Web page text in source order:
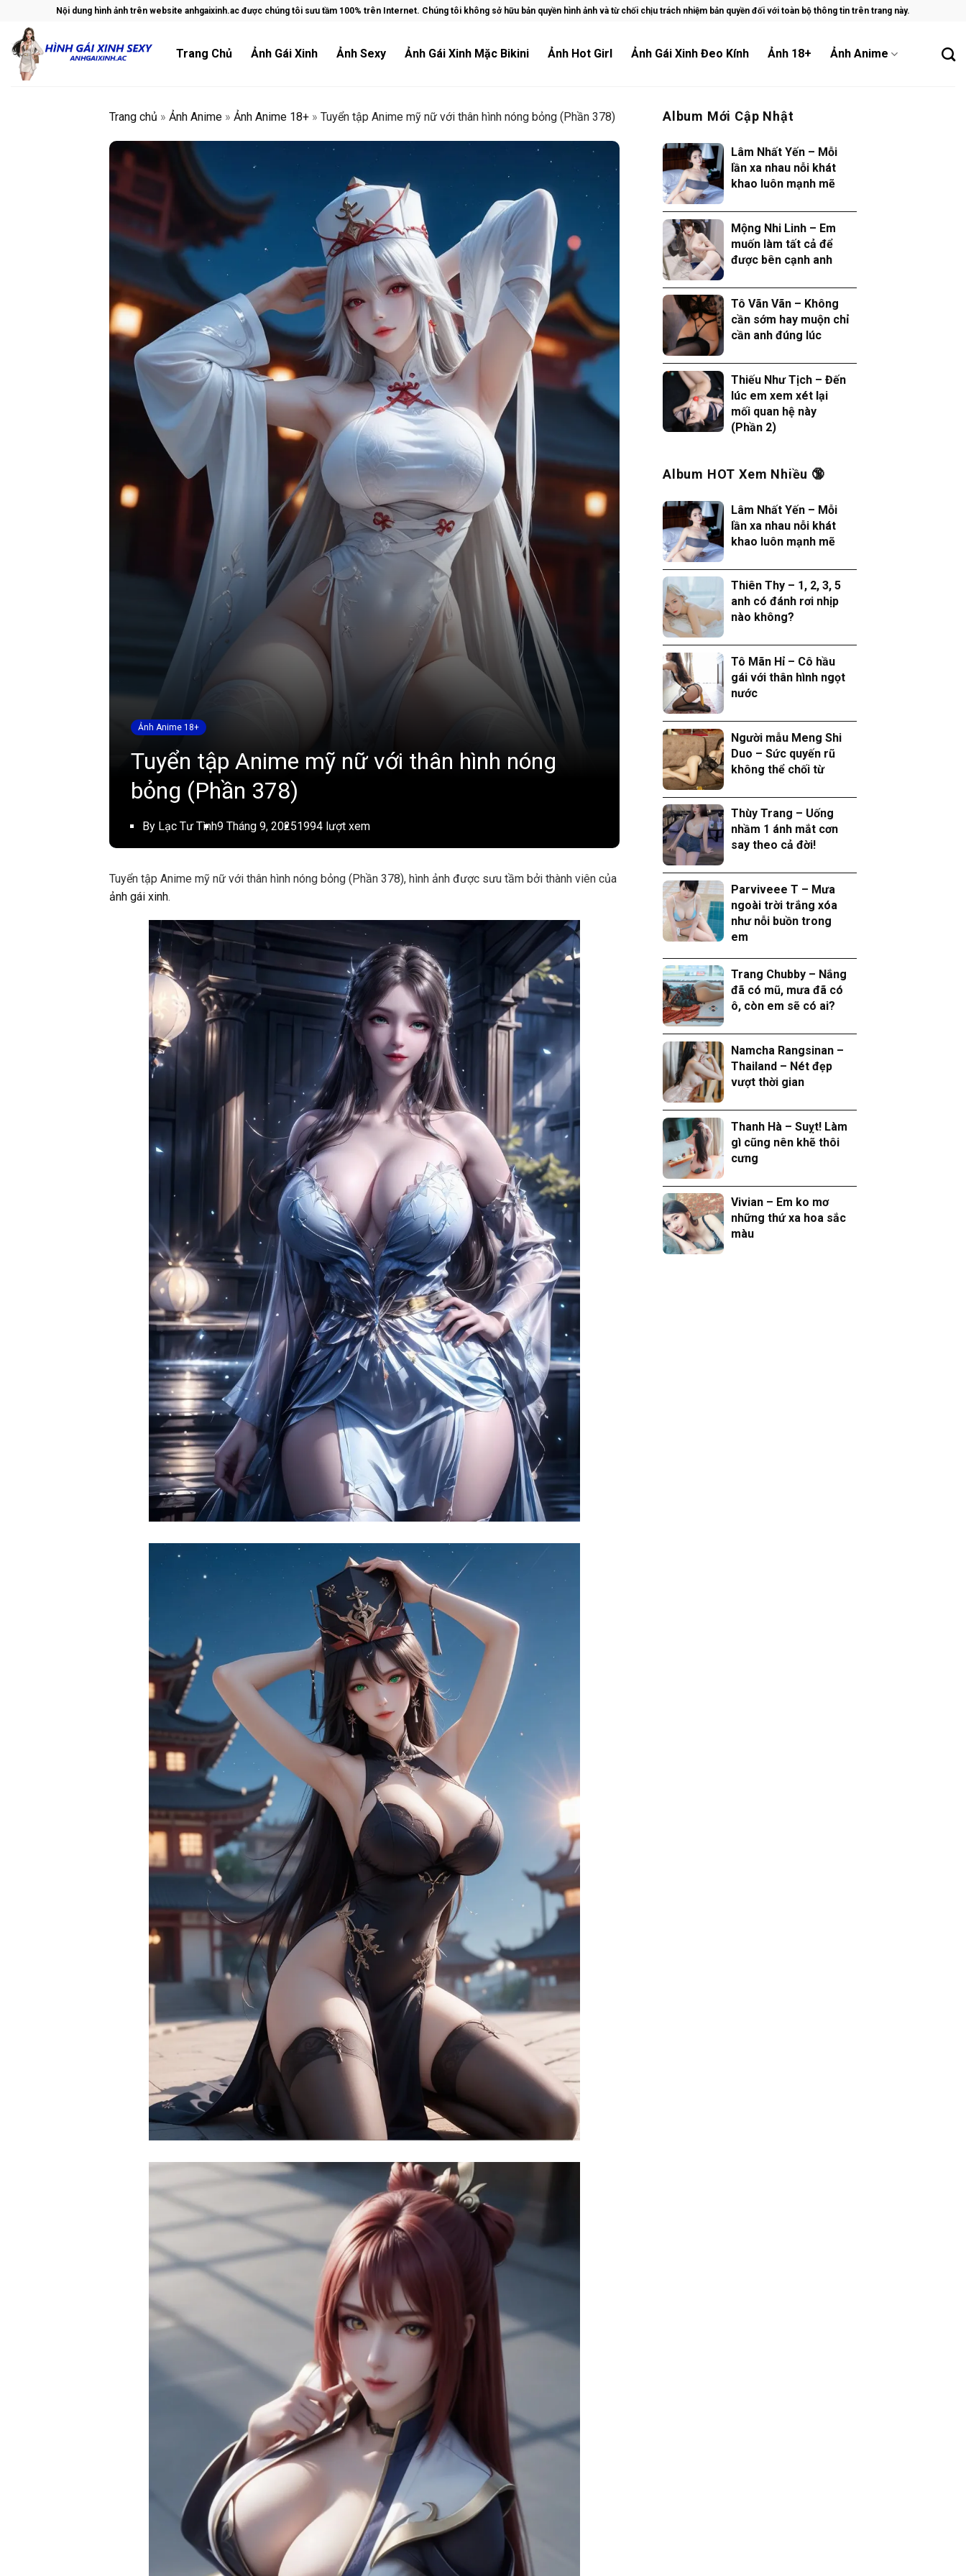
content
Nội dung hình ảnh trên website anhgaixinh.ac được chúng tôi sưu tầm 100% trên Internet. Chúng tôi không sở hữu bản quyền hình ảnh và từ chối chịu trách nhiệm bản quyền đối với toàn bộ thông tin trên trang này.
Trang Chủ Ảnh Gái Xinh Ảnh Sexy Ảnh Gái Xinh Mặc Bikini Ảnh Hot Girl Ảnh Gái Xinh Đeo Kính Ảnh 18+ Ảnh Anime
Trang chủ » Ảnh Anime » Ảnh Anime 18+ » Tuyển tập Anime mỹ nữ với thân hình nóng bỏng (Phần 378)
Ảnh Anime 18+
Tuyển tập Anime mỹ nữ với thân hình nóng
bỏng (Phần 378)
By Lạc Tư Tình9 Tháng 9, 20251994 lượt xem
Tuyển tập Anime mỹ nữ với thân hình nóng bỏng (Phần 378), hình ảnh được sưu tầm bởi thành viên của
ảnh gái xinh.
Album Mới Cập Nhật
Lâm Nhất Yến – Mỗi
lần xa nhau nỗi khát
khao luôn mạnh mẽ
Mộng Nhi Linh – Em
muốn làm tất cả để
được bên cạnh anh
Tô Vãn Vãn – Không
cần sớm hay muộn chỉ
cần anh đúng lúc
Thiếu Như Tịch – Đến
lúc em xem xét lại
mối quan hệ này
(Phần 2)
Album HOT Xem Nhiều 🔞
Lâm Nhất Yến – Mỗi
lần xa nhau nỗi khát
khao luôn mạnh mẽ
Thiên Thy – 1, 2, 3, 5
anh có đánh rơi nhịp
nào không?
Tô Mãn Hỉ – Cô hầu
gái với thân hình ngọt
nước
Người mẫu Meng Shi
Duo – Sức quyến rũ
không thể chối từ
Thùy Trang – Uống
nhầm 1 ánh mắt cơn
say theo cả đời!
Parviveee T – Mưa
ngoài trời trắng xóa
như nỗi buồn trong
em
Trang Chubby – Nắng
đã có mũ, mưa đã có
ô, còn em sẽ có ai?
Namcha Rangsinan –
Thailand – Nét đẹp
vượt thời gian
Thanh Hà – Suỵt! Làm
gì cũng nên khẽ thôi
cưng
Vivian – Em ko mơ
những thứ xa hoa sắc
màu